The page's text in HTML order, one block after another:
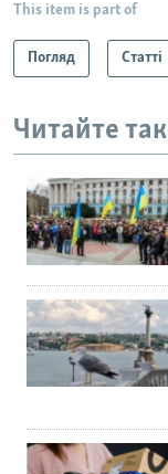
This item is part of
Погляд Статті
Читайте